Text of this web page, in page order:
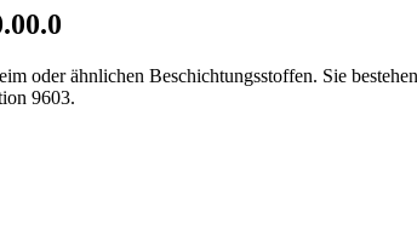
oder ähnlichen Beschichtungsstoffen. Sie
9603.